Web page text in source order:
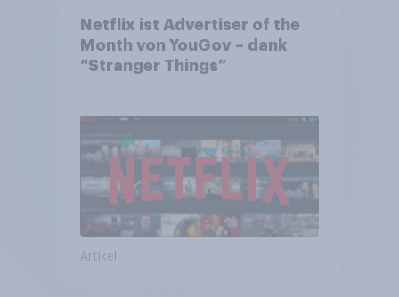
Netflix ist Advertiser of the
Month von YouGov – dank
“Stranger Things”
Artikel